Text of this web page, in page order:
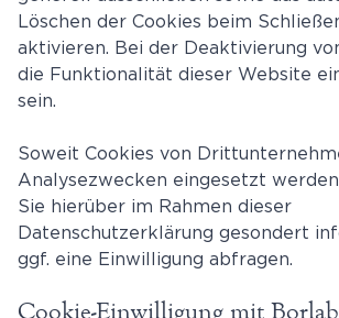
Löschen der Cookies beim
aktivieren. Bei der Deaktivierung
die Funktionalität dieser Website
sein.
Soweit Cookies von
Analysezwecken eingesetzt
Sie hierüber im Rahmen dieser
Datenschutzerklärung gesondert
ggf. eine Einwilligung abfragen.
Cookie-Einwilligung mit